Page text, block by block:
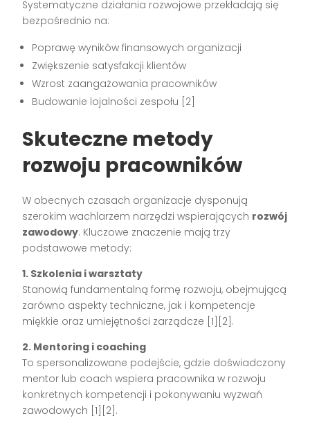
Systematyczne działania rozwojowe przekładają się
bezpośrednio na:
Poprawę wyników finansowych organizacji
Zwiększenie satysfakcji klientów
Wzrost zaangażowania pracowników
Budowanie lojalności zespołu [2]
Skuteczne metody
rozwoju pracowników
W obecnych czasach organizacje dysponują
szerokim wachlarzem narzędzi wspierających rozwój
zawodowy. Kluczowe znaczenie mają trzy
podstawowe metody:
1. Szkolenia i warsztaty
Stanowią fundamentalną formę rozwoju, obejmującą
zarówno aspekty techniczne, jak i kompetencje
miękkie oraz umiejętności zarządcze [1][2].
2. Mentoring i coaching
To spersonalizowane podejście, gdzie doświadczony
mentor lub coach wspiera pracownika w rozwoju
konkretnych kompetencji i pokonywaniu wyzwań
zawodowych [1][2].